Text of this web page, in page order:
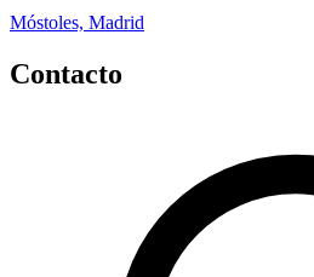
Móstoles, Madrid
Contacto